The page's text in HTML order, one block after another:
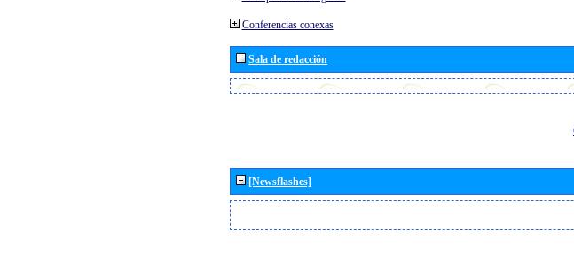
Conferencias conexas
Sala de redacción
[Newsflashes]